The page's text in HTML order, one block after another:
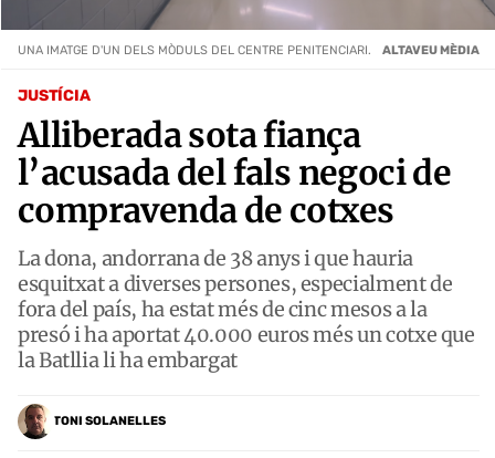
JUSTÍCIA
Alliberada sota fiança
l’acusada del fals negoci de
compravenda de cotxes
La dona, andorrana de 38 anys i que hauria
esquitxat a diverses persones, especialment de
fora del país, ha estat més de cinc mesos a la
presó i ha aportat 40.000 euros més un cotxe que
la Batllia li ha embargat
TONI SOLANELLES
UNA IMATGE D'UN DELS MÒDULS DEL CENTRE PENITENCIARI. ALTAVEU MÈDIA